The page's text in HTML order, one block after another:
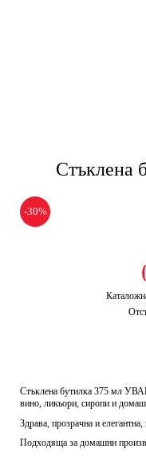
Стъклена
-30%
Стъклена бутилка 375 мл
вино, ликьори, сиропи и
Здрава, прозрачна и
Подходяща за домашни